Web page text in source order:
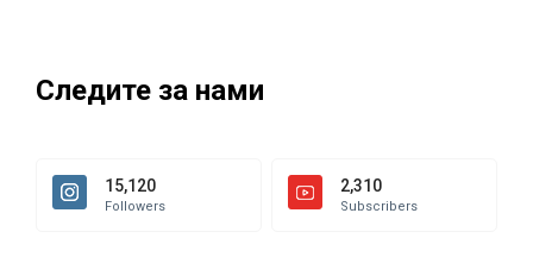
Следите за нами
15,120
Followers
2,310
Subscribers